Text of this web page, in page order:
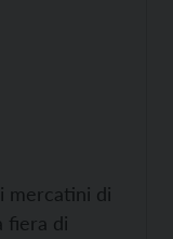
mercatini di
fiera di